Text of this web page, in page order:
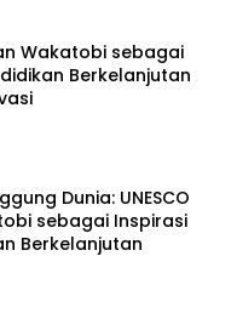
Wakatobi sebagai
Berkelanjutan
Dunia: UNESCO
sebagai Inspirasi
Berkelanjutan